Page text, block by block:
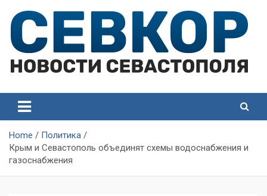
content
Севастополя
Севастополя
Home
Политика
Крым и Севастополь объединят схемы водоснабжения и
газоснабжения